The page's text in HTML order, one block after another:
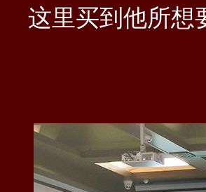
这里买到他所想